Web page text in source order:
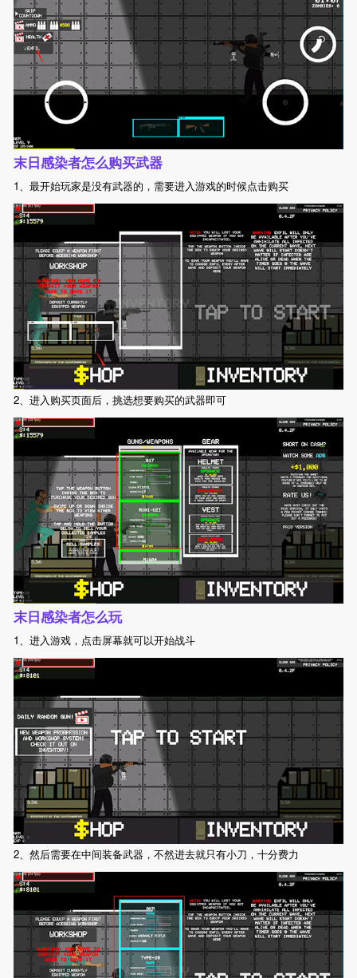
末日感染者怎么购买武器
1、最开始玩家是没有武器的，需要进入游戏的时候点击购买
2、进入购买页面后，挑选想要购买的武器即可
末日感染者怎么玩
1、进入游戏，点击屏幕就可以开始战斗
2、然后需要在中间装备武器，不然进去就只有小刀，十分费力